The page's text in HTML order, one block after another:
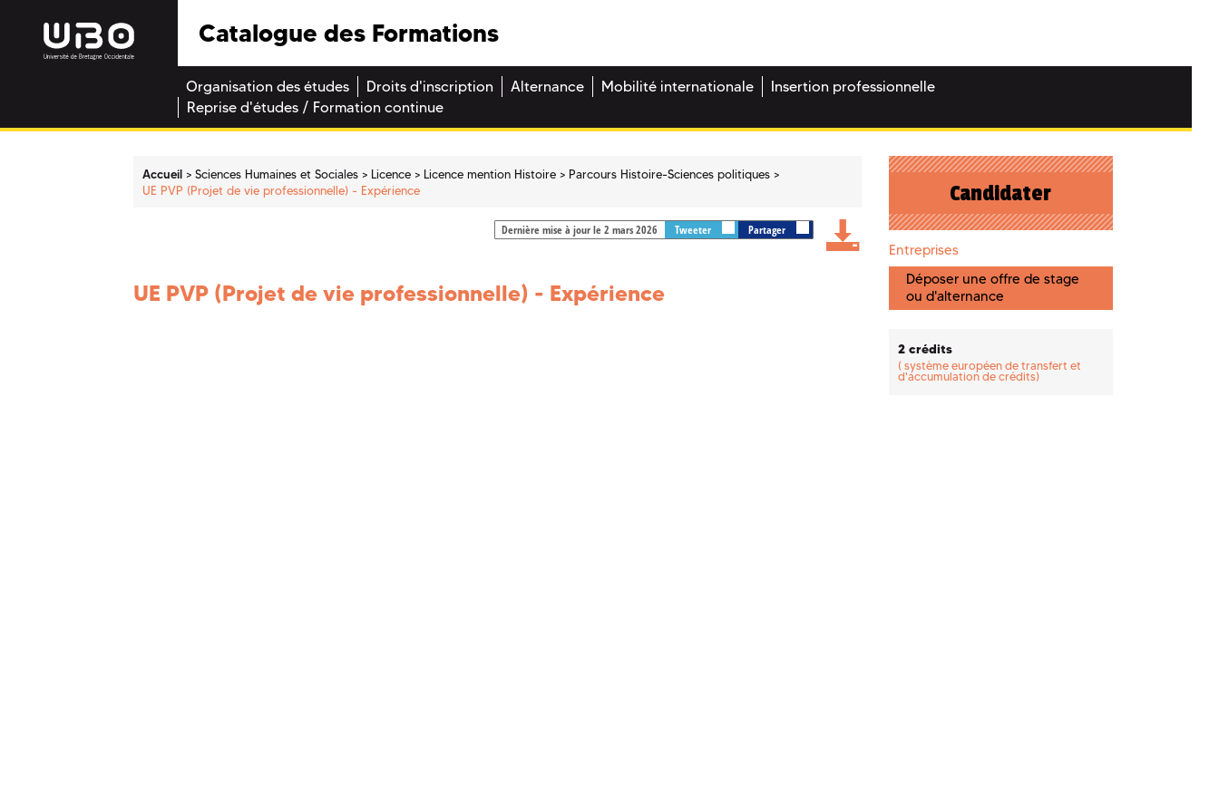
Catalogue des Formations
Organisation des études Droits d'inscription Alternance Mobilité internationale
Insertion professionnelle
Reprise d'études / Formation continue
Accueil Sciences Humaines et Sociales Licence Licence mention Histoire
Parcours Histoire-Sciences politiques
UE PVP (Projet de vie professionnelle) - Expérience
Dernière mise à jour le 2 mars 2026 Tweeter Partager
UE PVP (Projet de vie professionnelle) - Expérience
Candidater
Entreprises
Déposer une offre de stage
ou d'alternance
2 crédits
( système européen de transfert et
d'accumulation de crédits)